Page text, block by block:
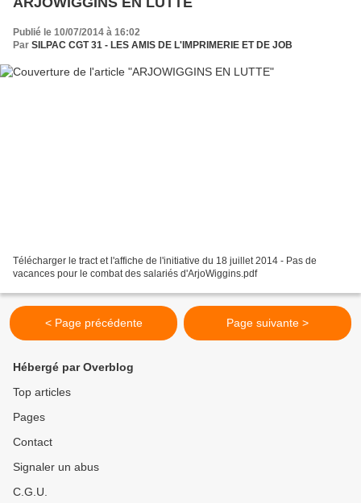
Publié le 10/07/2014 à 16:02
Par SILPAC CGT 31 - LES AMIS DE L'IMPRIMERIE ET DE JOB
Télécharger le tract et l'affiche de l'initiative du 18 juillet 2014 - Pas de
vacances pour le combat des salariés d'ArjoWiggins.pdf
< Page précédente Page suivante >
Hébergé par Overblog
Top articles
Pages
Contact
Signaler un abus
C.G.U.